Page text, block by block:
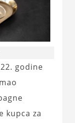
godine
kupca za